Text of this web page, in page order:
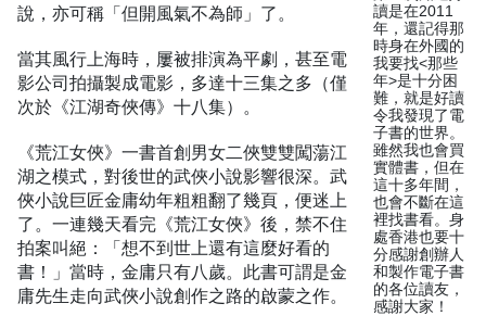
說，亦可稱「但開風氣不為師」了。
當其風行上海時，屢被排演為平劇，甚至電
影公司拍攝製成電影，多達十三集之多（僅
次於《江湖奇俠傳》十八集）。
《荒江女俠》一書首創男女二俠雙雙闖蕩江
湖之模式，對後世的武俠小說影響很深。武
俠小說巨匠金庸幼年粗粗翻了幾頁，便迷上
了。一連幾天看完《荒江女俠》後，禁不住
拍案叫絕：「想不到世上還有這麼好看的
書！」當時，金庸只有八歲。此書可謂是金
庸先生走向武俠小說創作之路的啟蒙之作。
讀是在2011
年，還記得那
時身在外國的
我要找<那些
年>是十分困
難，就是好讀
令我發現了電
子書的世界。
雖然我也會買
實體書，但在
這十多年間，
也會不斷在這
裡找書看。身
處香港也要十
分感謝創辦人
和製作電子書
的各位讀友，
感謝大家！